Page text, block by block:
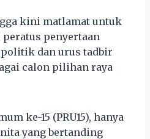
kini matlamat untuk
peratus penyertaan
dan urus tadbir
calon pilihan raya
ke-15 (PRU15), hanya
yang bertanding